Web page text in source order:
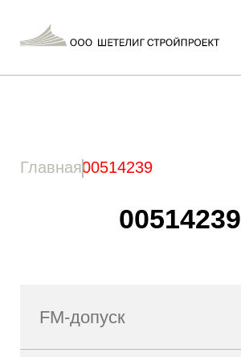
Главная00514239
00514239